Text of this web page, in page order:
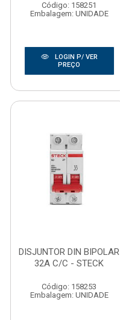
Código: 158251
Embalagem: UNIDADE
LOGIN P/ VER
PREÇO
DISJUNTOR DIN BIPOLAR
32A C/C - STECK
Código: 158253
Embalagem: UNIDADE